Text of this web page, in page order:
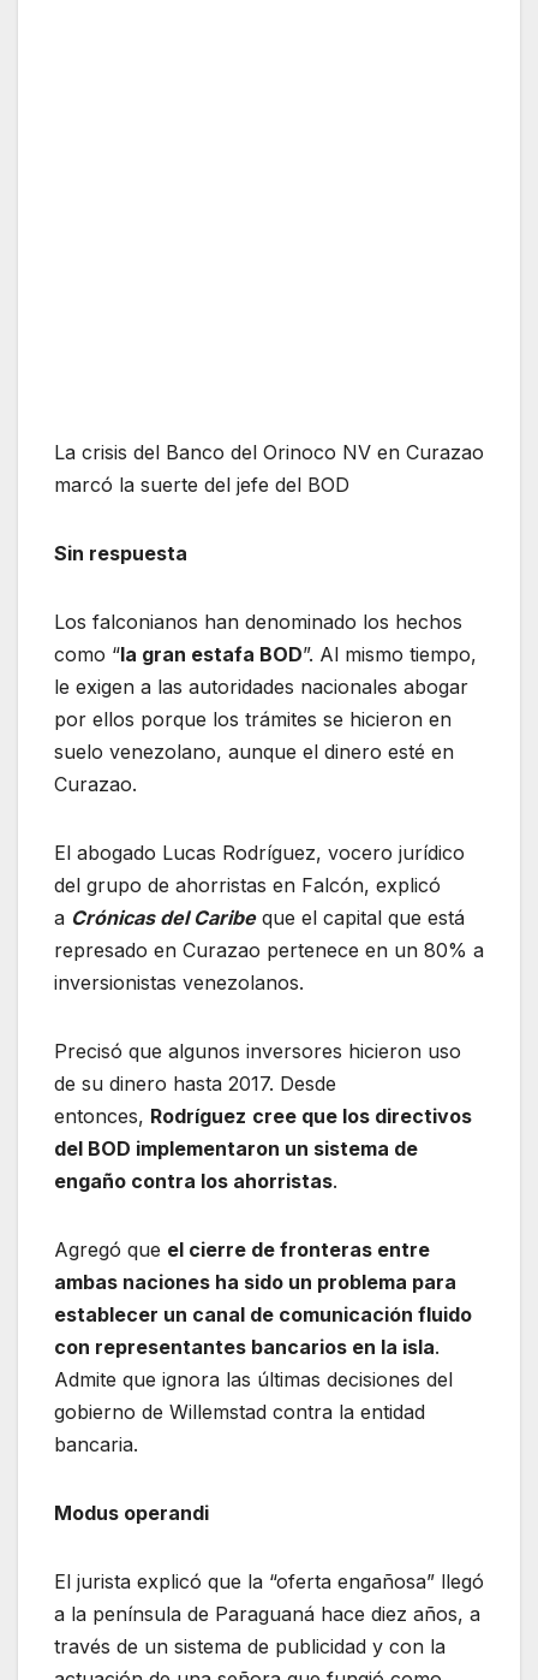
La crisis del Banco del Orinoco NV en Curazao
marcó la suerte del jefe del BOD
Sin respuesta
Los falconianos han denominado los hechos
como “la gran estafa BOD”. Al mismo tiempo,
le exigen a las autoridades nacionales abogar
por ellos porque los trámites se hicieron en
suelo venezolano, aunque el dinero esté en
Curazao.
El abogado Lucas Rodríguez, vocero jurídico
del grupo de ahorristas en Falcón, explicó
a Crónicas del Caribeque el capital que está
represado en Curazao pertenece en un 80% a
inversionistas venezolanos.
Precisó que algunos inversores hicieron uso
de su dinero hasta 2017. Desde
entonces, Rodríguez cree que los directivos
del BOD implementaron un sistema de
engaño contra los ahorristas.
Agregó que el cierre de fronteras entre
ambas naciones ha sido un problema para
establecer un canal de comunicación fluido
con representantes bancarios en la isla.
Admite que ignora las últimas decisiones del
gobierno de Willemstad contra la entidad
bancaria.
Modus operandi
El jurista explicó que la “oferta engañosa” llegó
a la península de Paraguaná hace diez años, a
través de un sistema de publicidad y con la